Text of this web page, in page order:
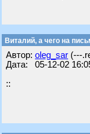
Виталий, а чего на
Автор: oleg_sar (---
Дата: 05-12-02
::